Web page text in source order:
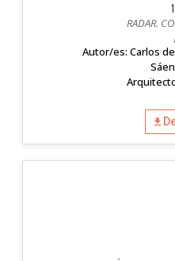
RADAR.
Autor/es: Carlos